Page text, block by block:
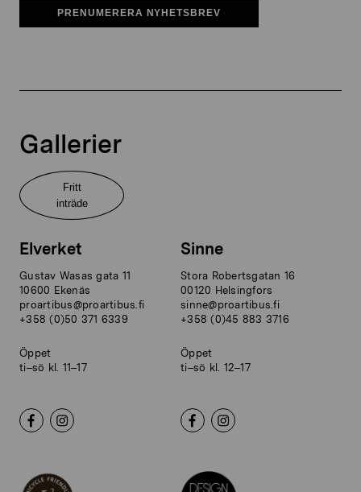
PRENUMERERA NYHETSBREV
Gallerier
Fritt
inträde
Elverket
Gustav Wasas gata 11
10600 Ekenäs
proartibus@proartibus.fi
+358 (0)50 371 6339
Öppet
ti–sö kl. 11–17
Sinne
Stora Robertsgatan 16
00120 Helsingfors
sinne@proartibus.fi
+358 (0)45 883 3716
Öppet
ti–sö kl. 12–17